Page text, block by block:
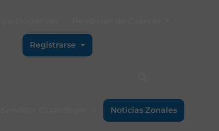
Registrarse
Noticias Zonales